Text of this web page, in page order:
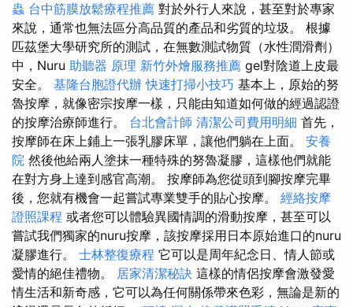
蟲 台中筋膜放鬆療程推薦 對於外行人來說，甚至對於專家
來說，通常也無法區分高品質的產品和劣質的垃圾。 根據
匹茲堡大學研究所的測試，在無數測試物質（水性潤滑劑）
中，Nuru 助聽器 原理 新竹外燴服務推薦 gel對陰道上皮最
安全。 基隆台胞證代辦 快速打掃小技巧 基本上，原始的努
魯按摩，就像密宗按摩一樣，只能由知道如何做的經過認證
的按摩治療師進行。 台北會計師 清潔公司費用明細 首先，
按摩師在床上鋪上一張乳膠床單，讓他們躺在上面。 安養
院 然後他給兩人塗抹一種特殊的努魯凝膠，這樣他們就能
在對方身上達到感官高潮。 按摩師為您從頭到腳按摩完畢
後，您就有機會一起嘗試專業雙手的貼心按摩。 經絡按摩
證照課程 或者您可以體驗異國情調的滑動按摩，甚至可以
嘗試我們獨家的nuru按摩，該按摩採用日本原始進口的nuru
凝膠進行。 士林整復療程 它可以是周年紀念日、情人節或
愛情的絕佳禮物。 居家清潔秘訣 這樣的情侶按摩會激發愛
情生活和新奇感，它可以為任何關係帶來色彩，無論是新的